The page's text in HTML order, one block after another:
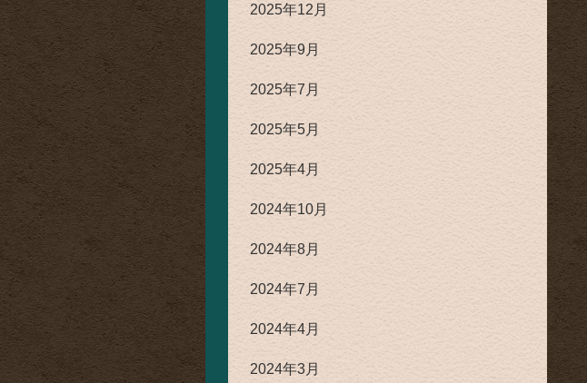
2025年12月
2025年9月
2025年7月
2025年5月
2025年4月
2024年10月
2024年8月
2024年7月
2024年4月
2024年3月